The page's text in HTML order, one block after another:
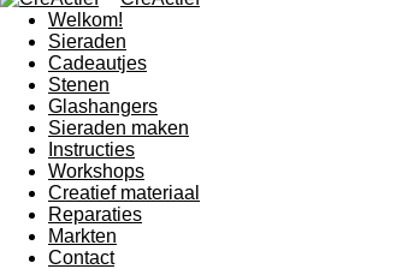
Welkom!
Sieraden
Cadeautjes
Stenen
Glashangers
Sieraden maken
Instructies
Workshops
Creatief materiaal
Reparaties
Markten
Contact